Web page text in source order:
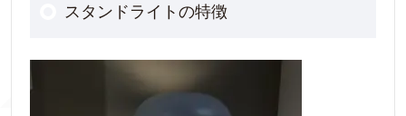
スタンドライトの特徴